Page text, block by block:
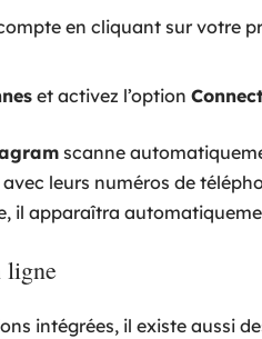
en cliquant sur votre
et activez l’option
scanne
leurs numéros de
il apparaîtra
ligne
intégrées, il existe aussi